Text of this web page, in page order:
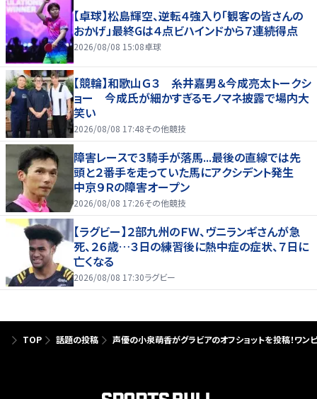
【卓球】松島輝空、逆転４強入り「観客の皆さんの
おかげ」最終Gは４点ビハインドから７連続得点
2026/08/08 15:08卓球
【競輪】和歌山Ｇ３ 糸井嘉男＆今成亮太トークシ
ョー 今成氏が細かすぎるモノマネ披露で場内大
笑い
2026/08/08 17:48その他競技
障害レースで３騎手が落馬...最後の直線では先
頭と２番手を走っていた馬にアクシデント発生
中京９Ｒの障害オープン
2026/08/08 17:26その他競技
【ラグビー】２部九州のＦＷ、ヴニランギさんが急
死、２６歳…３日の練習後に熱中症の症状、７日に
亡くなる
2026/08/08 17:30ラグビー
TOP 話題の投稿 声優の小泉萌香がグラビアのオフショットを投稿！ワン